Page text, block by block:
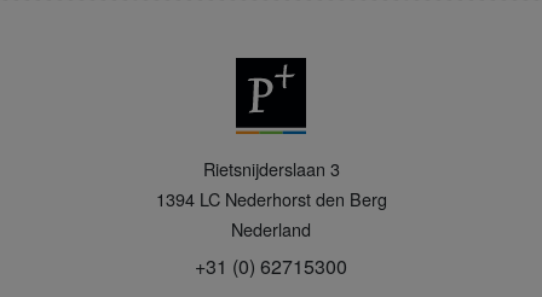
Rietsnijderslaan 3
1394 LC Nederhorst den Berg
Nederland
+31 (0) 62715300